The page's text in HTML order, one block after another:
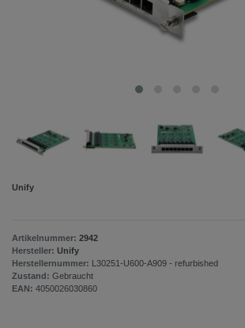
Unify
Artikelnummer: 2942
Hersteller: Unify
Herstellernummer: L30251-U600-A909 - refurbished
Zustand: Gebraucht
EAN: 4050026030860